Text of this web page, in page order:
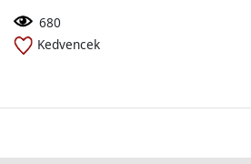
680
Kedvencek